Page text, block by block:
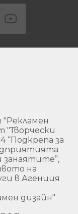
"Рекламен
“Подкрепа за
на
в Агенция
дизайн"